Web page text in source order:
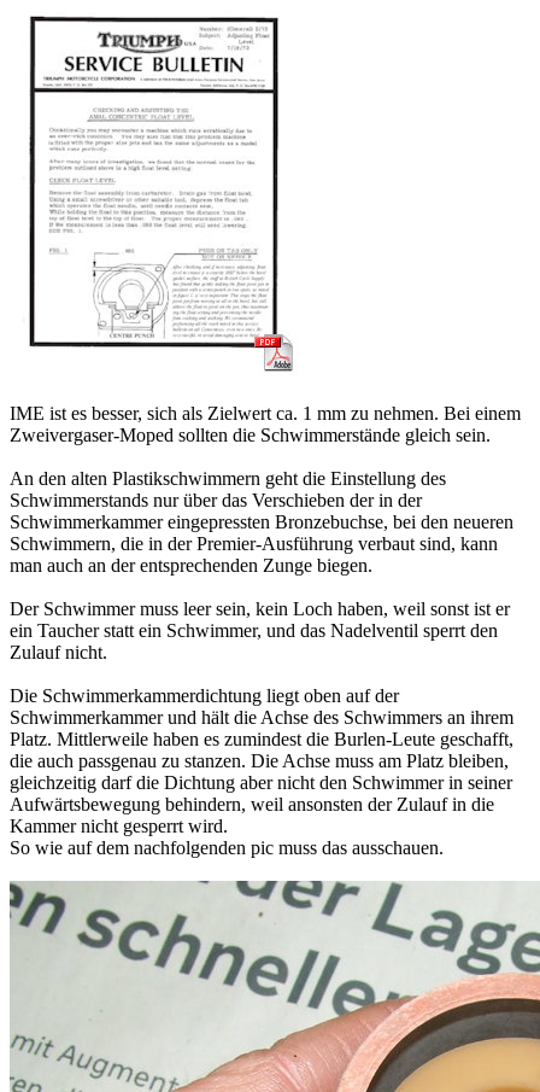
IME ist es besser, sich als Zielwert ca. 1 mm zu nehmen. Bei einem
Zweivergaser-Moped sollten die Schwimmerstände gleich sein.
An den alten Plastikschwimmern geht die Einstellung des
Schwimmerstands nur über das Verschieben der in der
Schwimmerkammer eingepressten Bronzebuchse, bei den neueren
Schwimmern, die in der Premier-Ausführung verbaut sind, kann
man auch an der entsprechenden Zunge biegen.
Der Schwimmer muss leer sein, kein Loch haben, weil sonst ist er
ein Taucher statt ein Schwimmer, und das Nadelventil sperrt den
Zulauf nicht.
Die Schwimmerkammerdichtung liegt oben auf der
Schwimmerkammer und hält die Achse des Schwimmers an ihrem
Platz. Mittlerweile haben es zumindest die Burlen-Leute geschafft,
die auch passgenau zu stanzen. Die Achse muss am Platz bleiben,
gleichzeitig darf die Dichtung aber nicht den Schwimmer in seiner
Aufwärtsbewegung behindern, weil ansonsten der Zulauf in die
Kammer nicht gesperrt wird.
So wie auf dem nachfolgenden pic muss das ausschauen.